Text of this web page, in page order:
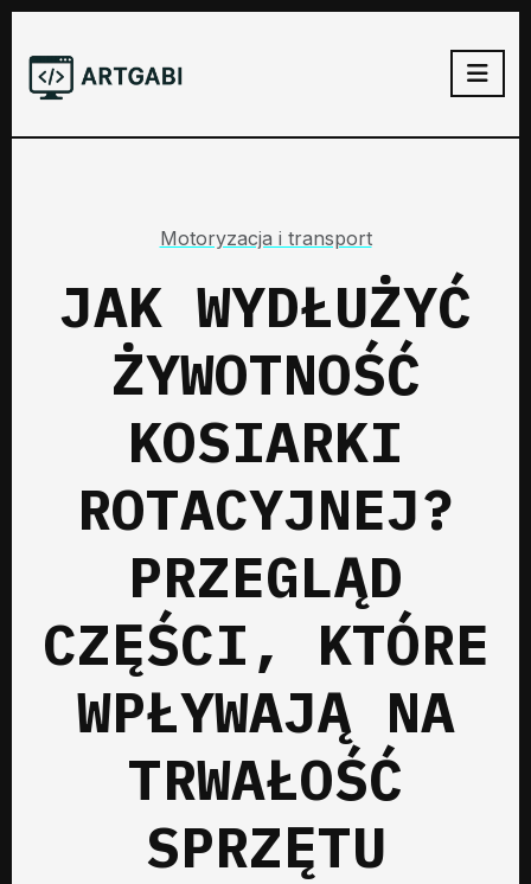
Motoryzacja i transport
JAK WYDŁUŻYĆ
ŻYWOTNOŚĆ
KOSIARKI
ROTACYJNEJ?
PRZEGLĄD
CZĘŚCI, KTÓRE
WPŁYWAJĄ NA
TRWAŁOŚĆ
SPRZĘTU